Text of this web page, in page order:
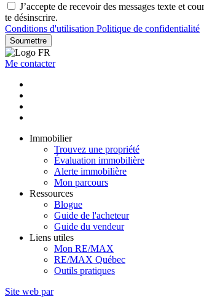
J’accepte de recevoir des messages texte et
te désinscrire.
Conditions d'utilisation Politique de confidentialité
Soumettre
Me contacter
Immobilier
Trouvez une propriété
Évaluation immobilière
Alerte immobilière
Mon parcours
Ressources
Blogue
Guide de l'acheteur
Guide du vendeur
Liens utiles
Mon RE/MAX
RE/MAX Québec
Outils pratiques
Site web par